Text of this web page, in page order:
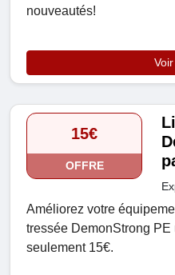
nouveautés!
15€
OFFRE
Améliorez votre
tressée DemonStrong
seulement 15€.